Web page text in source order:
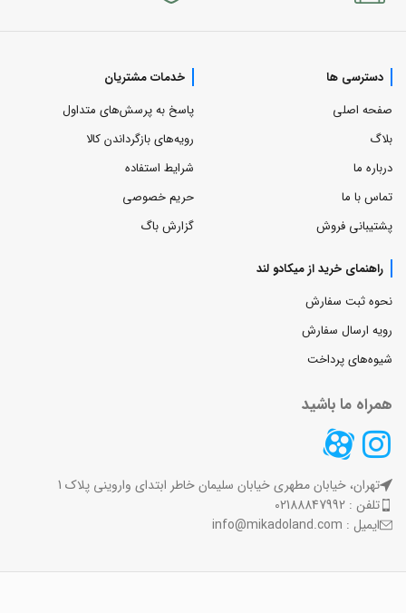
دسترسی ها
صفحه اصلی
بلاگ
درباره ما
تماس با ما
پشتیبانی فروش
خدمات مشتریان
پاسخ به پرسش‌های متداول
رویه‌های بازگرداندن کالا
شرایط استفاده
حریم خصوصی
گزارش باگ
راهنمای خرید از میکادو لند
نحوه ثبت سفارش
رویه ارسال سفارش
شیوه‌های پرداخت
همراه ما باشید
تهران، خیابان مطهری خیابان سلیمان خاطر ابتدای واروینی پلاک 1
تلفن : 02188847992
ایمیل : info@mikadoland.com